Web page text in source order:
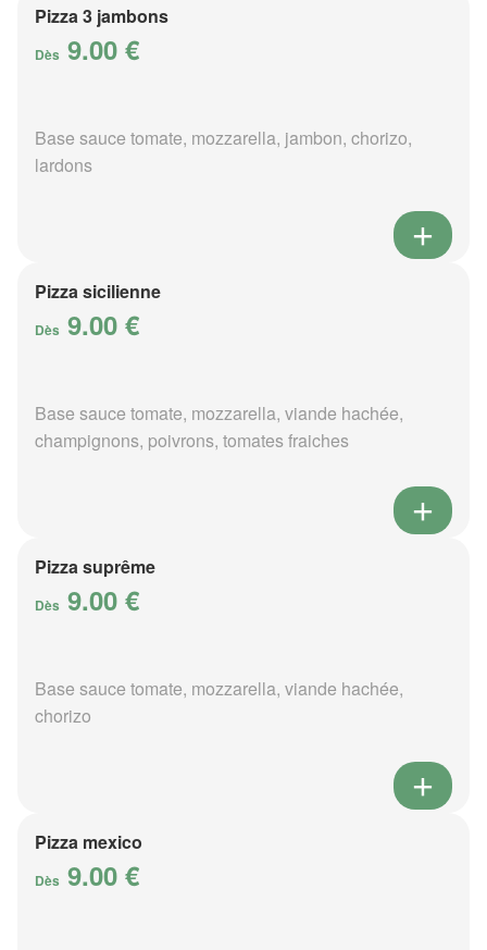
Pizza 3 jambons
Dès 9.00 €
Base sauce tomate, mozzarella, jambon, chorizo,
lardons
Pizza sicilienne
Dès 9.00 €
Base sauce tomate, mozzarella, viande hachée,
champignons, poivrons, tomates fraiches
Pizza suprême
Dès 9.00 €
Base sauce tomate, mozzarella, viande hachée,
chorizo
Pizza mexico
Dès 9.00 €